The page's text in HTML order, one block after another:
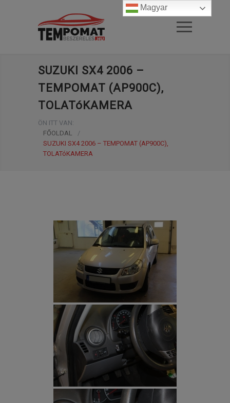
SUZUKI SX4 2006 –
TEMPOMAT (AP900C),
TOLATóKAMERA
ÖN ITT VAN:
FŐOLDAL
/
SUZUKI SX4 2006 – TEMPOMAT (AP900C),
TOLATóKAMERA
Magyar